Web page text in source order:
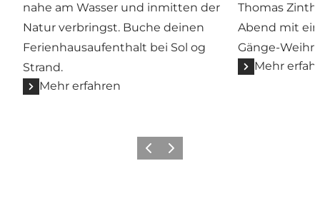
nahe am Wasser und inmitten der
Natur verbringst. Buche deinen
Ferienhausaufenthalt bei Sol og
Strand.
Mehr erfahren
Thomas
Abend mit
Gänge-
Mehr
ZurückWeiter